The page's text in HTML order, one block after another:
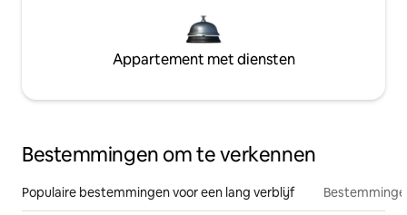
Appartement met diensten
Bestemmingen om te verkennen
Populaire bestemmingen voor een lang verblijf